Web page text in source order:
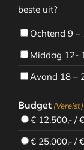
beste uit?
Ochtend 9 –
Middag 12-
Avond 18 –
Budget (Vereist)
€ 12.500,- /
€ 25.000,- /